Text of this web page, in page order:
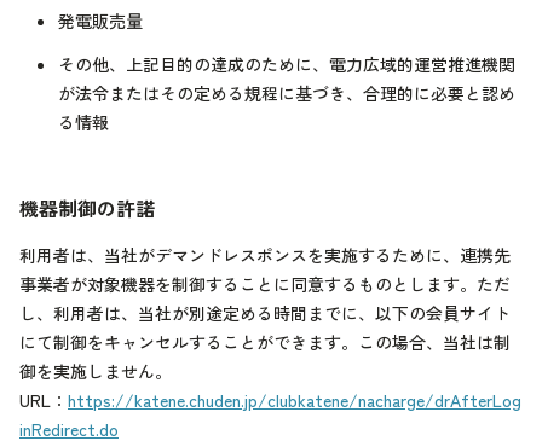
発電販売量
その他、上記目的の達成のために、電力広域的運営推進機関
が法令またはその定める規程に基づき、合理的に必要と認め
る情報
機器制御の許諾
利用者は、当社がデマンドレスポンスを実施するために、連携先
事業者が対象機器を制御することに同意するものとします。ただ
し、利用者は、当社が別途定める時間までに、以下の会員サイト
にて制御をキャンセルすることができます。この場合、当社は制
御を実施しません。
URL： https://katene.chuden.jp/clubkatene/nacharge/drAfterLog
inRedirect.do